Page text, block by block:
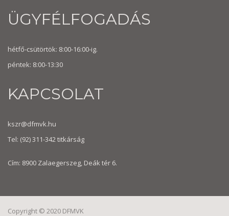
ÜGYFÉLFOGADÁS
hétfő-csütörtök: 8:00-16:00-ig.
péntek: 8:00-13:30
KAPCSOLAT
kszr@dfmvk.hu
Tel: (92) 311-342titkárság
Cím: 8900 Zalaegerszeg, Deák tér 6.
Copyright © 2020 DFMVK